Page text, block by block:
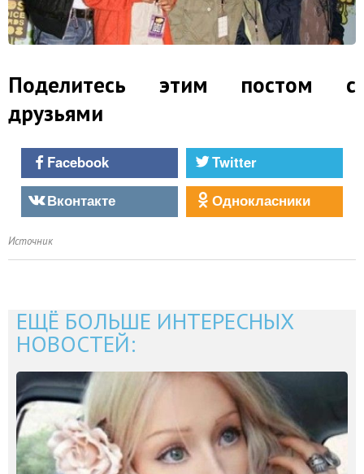
Поделитесь этим постом с
друзьями
Facebook
Twitter
Вконтакте
Однокласники
Источник
ЕЩЁ БОЛЬШЕ ИНТЕРЕСНЫХ
НОВОСТЕЙ: